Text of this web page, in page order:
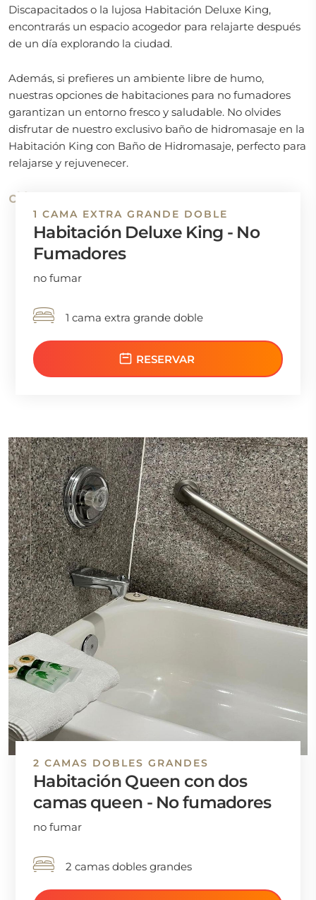
Discapacitados o la lujosa Habitación Deluxe King,
encontrarás un espacio acogedor para relajarte después
de un día explorando la ciudad.
Además, si prefieres un ambiente libre de humo,
nuestras opciones de habitaciones para no fumadores
garantizan un entorno fresco y saludable. No olvides
disfrutar de nuestro exclusivo baño de hidromasaje en la
Habitación King con Baño de Hidromasaje, perfecto para
relajarse y rejuvenecer.
1 CAMA EXTRA GRANDE DOBLE
Habitación Deluxe King - No
Fumadores
no fumar
1 cama extra grande doble
RESERVAR
2 CAMAS DOBLES GRANDES
Habitación Queen con dos
camas queen - No fumadores
no fumar
2 camas dobles grandes